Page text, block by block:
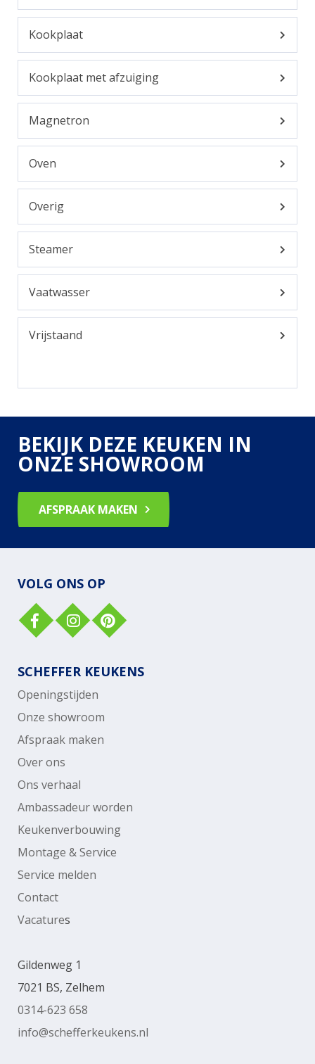
Kookplaat
Kookplaat met afzuiging
Magnetron
Oven
Overig
Steamer
Vaatwasser
Vrijstaand
BEKIJK DEZE KEUKEN IN
ONZE SHOWROOM
AFSPRAAK MAKEN
VOLG ONS OP
SCHEFFER KEUKENS
Openingstijden
Onze showroom
Afspraak maken
Over ons
Ons verhaal
Ambassadeur worden
Keukenverbouwing
Montage & Service
Service melden
Contact
Vacatures
Gildenweg 1
7021 BS, Zelhem
0314-623 658
info@schefferkeukens.nl